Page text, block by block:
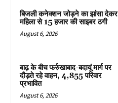
बिजली कनेक्शन जोड़ने का झांसा देकर
महिला से 15 हजार की साइबर ठगी
August 6, 2026
बाढ़ के बीच फर्रुखाबाद-बदायूं मार्ग पर
दौड़ते रहे वाहन, 4,855 परिवार
प्रभावित
August 6, 2026